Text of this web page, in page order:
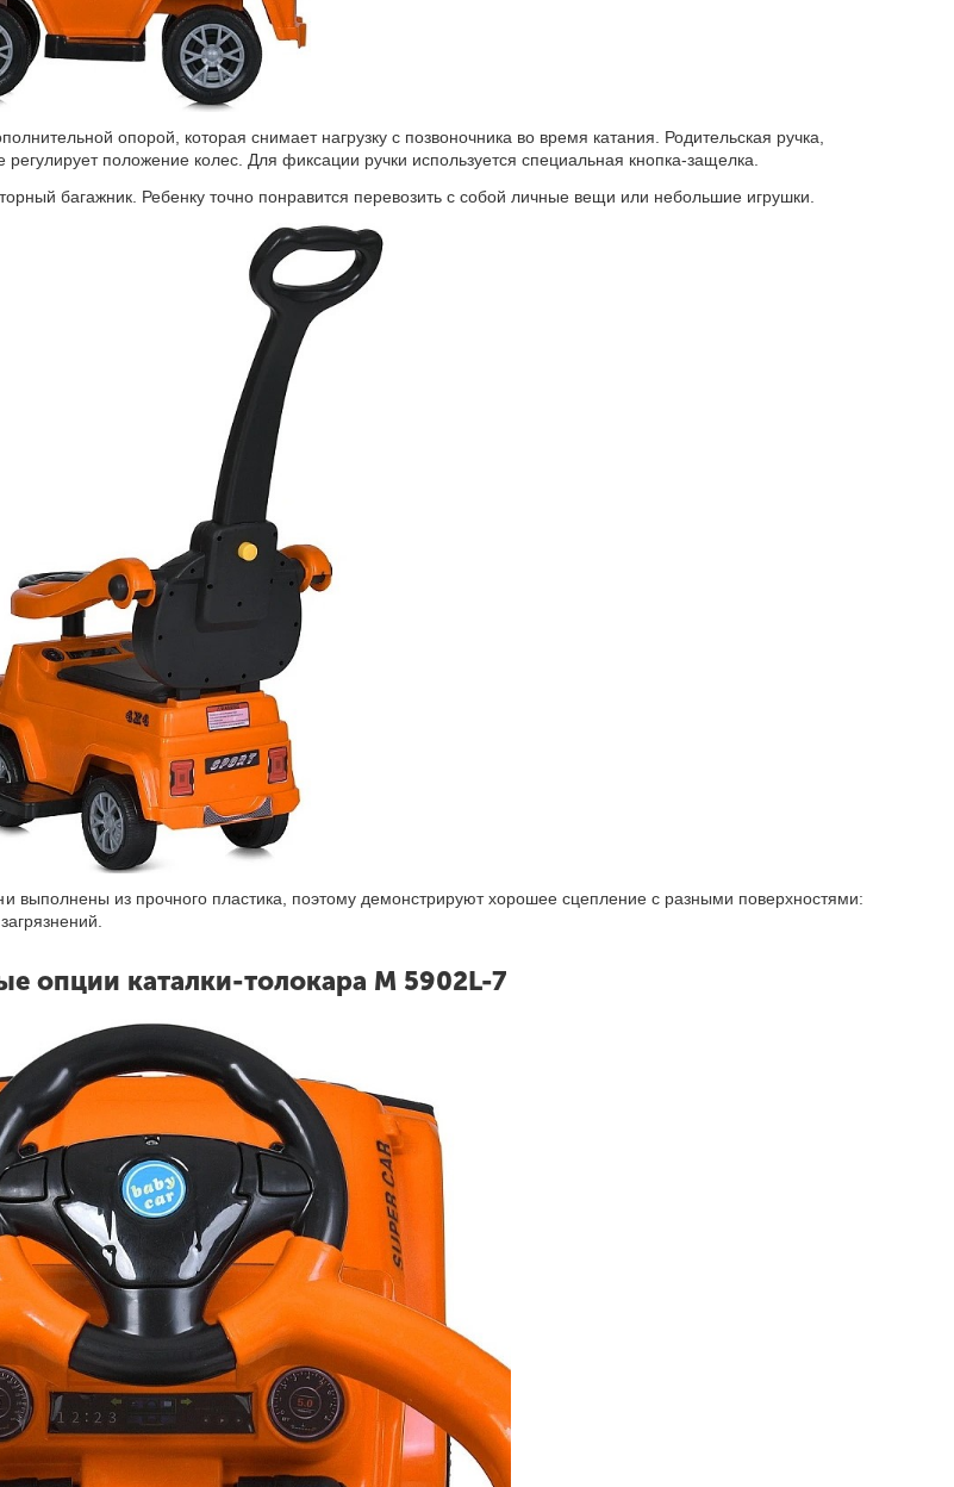
опорой, которая снимает нагрузку с позвоночника во время катания. Родительская ручка,
положение колес. Для фиксации ручки используется специальная кнопка-защелка.
багажник. Ребенку точно понравится перевозить с собой личные вещи или небольшие игрушки.
выполнены из прочного пластика, поэтому демонстрируют хорошее сцепление с разными поверхностями:
опции каталки-толокара M 5902L-7